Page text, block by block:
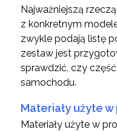
Najważniejszą
z konkretnym
zwykle podają listę
zestaw jest
sprawdzić, czy
samochodu.
Materiały użyte
Materiały użyte w